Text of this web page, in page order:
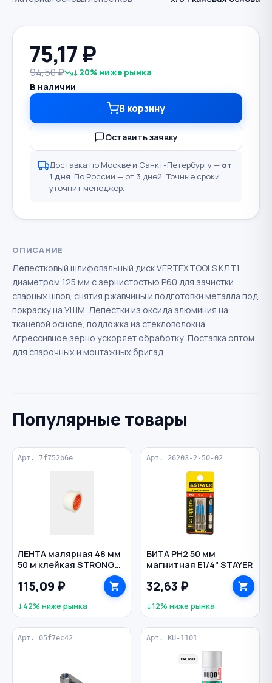
75,17₽
94,50 ₽ ↓20% ниже рынка
В наличии
В корзину
Оставить заявку
Доставка по Москве и Санкт-Петербургу — от
1 дня . По России — от 3 дней. Точные сроки
уточнит менеджер.
ОПИСАНИЕ
Лепестковый шлифовальный диск VERTEXTOOLS КЛТ1
диаметром 125 мм с зернистостью Р60 для зачистки
сварных швов, снятия ржавчины и подготовки металла под
покраску на УШМ. Лепестки из оксида алюминия на
тканевой основе, подложка из стекловолокна.
Агрессивное зерно ускоряет обработку. Поставка оптом
для сварочных и монтажных бригад.
Популярные товары
Арт. 7f752b6e
ЛЕНТА малярная 48 мм
50 м клейкая STRONG
115,09 ₽
↓42% ниже рынка
Арт. 26203-2-50-02
БИТА PH2 50 мм
магнитная Е1/4" STAYER
32,63 ₽
↓12% ниже рынка
Арт. 05f7ec42 Арт. KU-1101